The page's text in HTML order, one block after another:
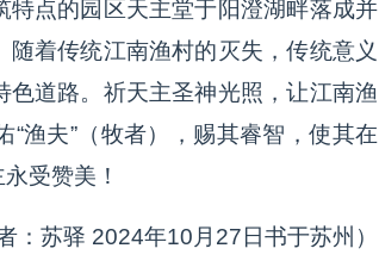
点的园区天主堂于阳澄湖畔落成并
着传统江南渔村的灭失，传统意义
道路。祈天主圣神光照，让江南渔
渔夫”（牧者），赐其睿智，使其在
受赞美！
者：苏驿 2024年10月27日书于苏州）